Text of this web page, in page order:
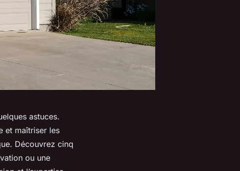
astuces.
et maîtriser les
Découvrez cinq
ou une